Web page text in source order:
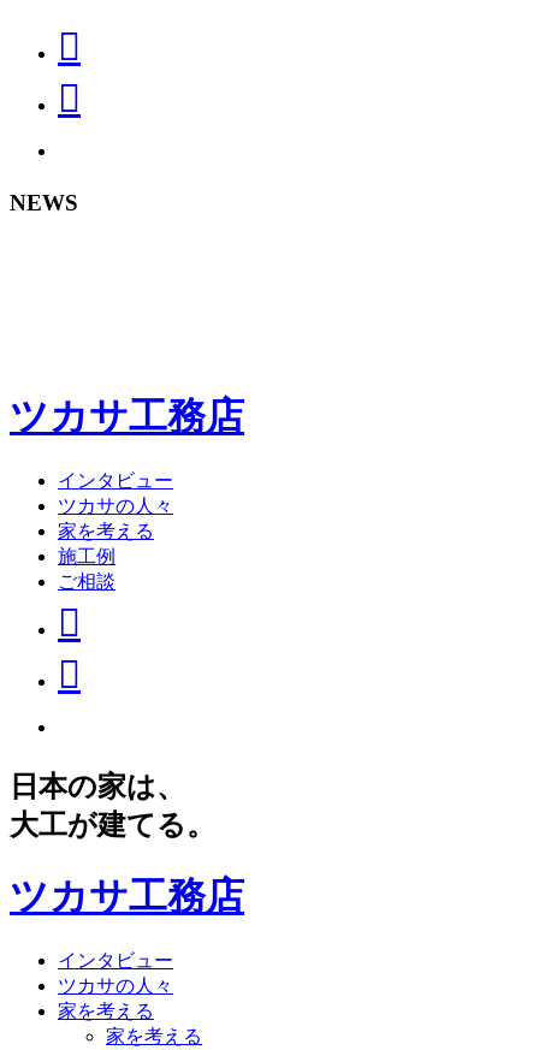
NEWS
ツカサ工務店
インタビュー
ツカサの人々
家を考える
施工例
ご相談
日本の家は、
大工が建てる。
ツカサ工務店
インタビュー
ツカサの人々
家を考える
家を考える